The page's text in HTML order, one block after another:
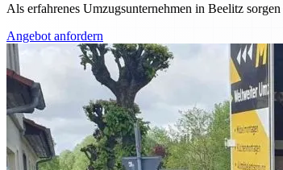
Als erfahrenes Umzugsunternehmen in Beelitz
Angebot anfordern